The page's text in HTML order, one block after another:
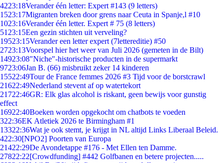
4223:18Verander één letter: Expert #143 (9 letters)
1523:17Migranten breken door grens naar Ceuta in Spanje,l #10
1023:16Verander één letter. Expert # 75 (8 letters)
51 23:15Een gezin stichten uit verveling?
19523:15Verander een letter expert (7lettereditie) #50
2723:13Voorspel hier het weer van Juli 2026 (gemeten in de Bilt)
14923:08"Niche"-historische producten in de supermarkt
9723:06Jan B. (66) misbruikt zeker 14 kinderen
15522:49Tour de France femmes 2026 #3 Tijd voor de borstcrawl
21622:49Nederland stevent af op watertekort
21722:46GR: Elk glas alcohol is riskant, geen bewijs voor gunstig
effect
16922:40Boeken worden opgekocht om chatbots te voeden
322:36EK Atletiek 2026 te Birmingham #1
13322:36Wat je ook stemt, je krijgt in NL altijd Links Liberaal Beleid.
422:30[NPO2] Poorten van Europa
21422:29De Avondetappe #176 - Met Ellen ten Damme.
27822:22[Crowdfunding] #442 Golfbanen en betere projecten.....